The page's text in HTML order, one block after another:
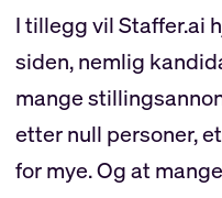
I tillegg vil Staffer.ai
siden, nemlig
mange
etter null personer,
for mye. Og at